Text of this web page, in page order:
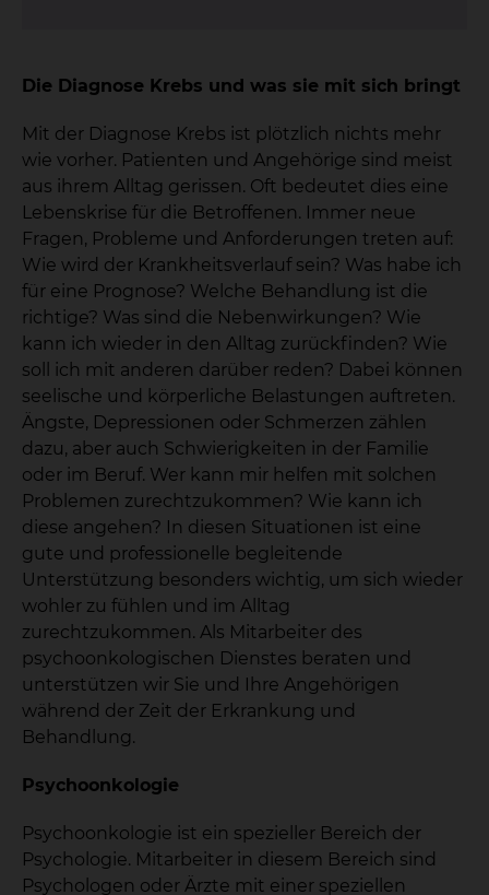
Die Diagnose Krebs und was sie mit sich bringt
Mit der Diagnose Krebs ist plötzlich nichts mehr
wie vorher. Patienten und Angehörige sind meist
aus ihrem Alltag gerissen. Oft bedeutet dies eine
Lebenskrise für die Betroffenen. Immer neue
Fragen, Probleme und Anforderungen treten auf:
Wie wird der Krankheitsverlauf sein? Was habe ich
für eine Prognose? Welche Behandlung ist die
richtige? Was sind die Nebenwirkungen? Wie
kann ich wieder in den Alltag zurückfinden? Wie
soll ich mit anderen darüber reden? Dabei können
seelische und körperliche Belastungen auftreten.
Ängste, Depressionen oder Schmerzen zählen
dazu, aber auch Schwierigkeiten in der Familie
oder im Beruf. Wer kann mir helfen mit solchen
Problemen zurechtzukommen? Wie kann ich
diese angehen? In diesen Situationen ist eine
gute und professionelle begleitende
Unterstützung besonders wichtig, um sich wieder
wohler zu fühlen und im Alltag
zurechtzukommen. Als Mitarbeiter des
psychoonkologischen Dienstes beraten und
unterstützen wir Sie und Ihre Angehörigen
während der Zeit der Erkrankung und
Behandlung.
Psychoonkologie
Psychoonkologie ist ein spezieller Bereich der
Psychologie. Mitarbeiter in diesem Bereich sind
Psychologen oder Ärzte mit einer speziellen